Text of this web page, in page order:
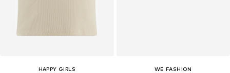
HAPPY GIRLS
WE FASHION